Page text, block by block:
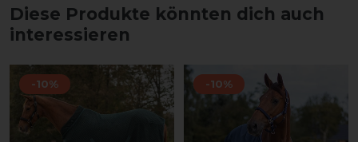
Diese Produkte könnten dich auch
interessieren
-10% -10%